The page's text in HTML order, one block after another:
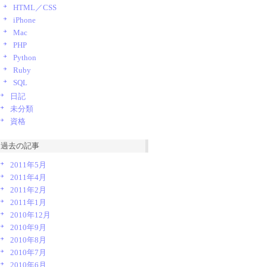
HTML／CSS
iPhone
Mac
PHP
Python
Ruby
SQL
日記
未分類
資格
過去の記事
2011年5月
2011年4月
2011年2月
2011年1月
2010年12月
2010年9月
2010年8月
2010年7月
2010年6月